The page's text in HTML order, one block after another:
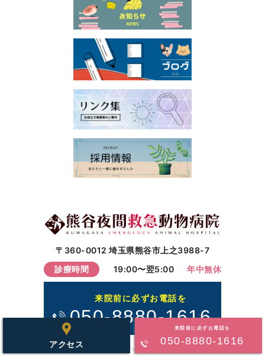
〒360-0012 埼玉県熊谷市上之3988-7
診療時間
19:00〜翌5:00 年中無休
来院前に必ずお電話を
050-8880-1616
Copyright © 2026 kumagaya-er.com All Right Reserved.
アクセス
来院前に必ずお電話を
050-8880-1616